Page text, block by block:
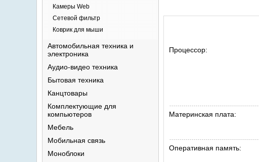
Камеры Web
Сетевой фильтр
Коврик для мыши
Автомобильная техника и
электроника
Аудио-видео техника
Бытовая техника
Канцтовары
Комплектующие для
компьютеров
Мебель
Мобильная связь
Моноблоки
Процессор:
Материнская плата:
Оперативная память: